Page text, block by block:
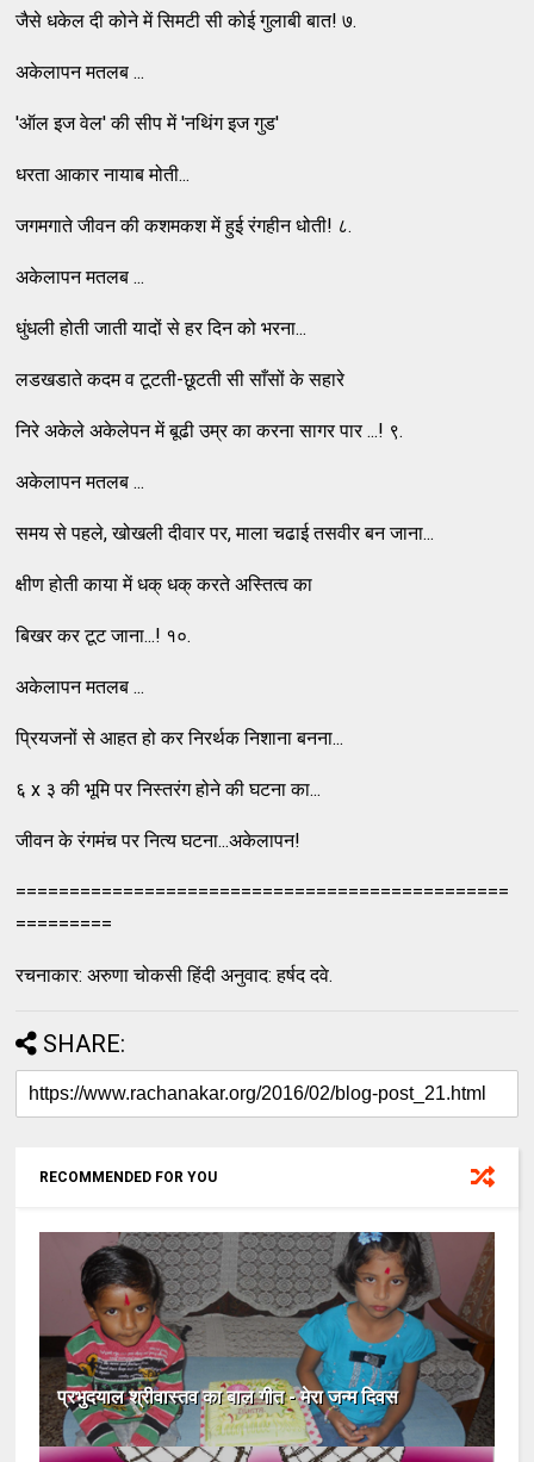
जैसे धकेल दी कोने में सिमटी सी कोई गुलाबी बात! ७.
अकेलापन मतलब ...
'ऑल इज वेल' की सीप में 'नथिंग इज गुड'
धरता आकार नायाब मोती...
जगमगाते जीवन की कशमकश में हुई रंगहीन धोती! ८.
अकेलापन मतलब ...
धुंधली होती जाती यादों से हर दिन को भरना...
लडखडाते कदम व टूटती-छूटती सी साँसों के सहारे
निरे अकेले अकेलेपन में बूढी उम्र का करना सागर पार ...! ९.
अकेलापन मतलब ...
समय से पहले, खोखली दीवार पर, माला चढाई तसवीर बन जाना...
क्षीण होती काया में धक् धक् करते अस्तित्व का
बिखर कर टूट जाना...! १०.
अकेलापन मतलब ...
प्रियजनों से आहत हो कर निरर्थक निशाना बनना...
६ x ३ की भूमि पर निस्तरंग होने की घटना का...
जीवन के रंगमंच पर नित्य घटना...अकेलापन!
==============================================
=========
रचनाकार: अरुणा चोकसी हिंदी अनुवाद: हर्षद दवे.
SHARE:
RECOMMENDED FOR YOU
प्रभुदयाल श्रीवास्तव का बाल गीत - मेरा जन्म दिवस